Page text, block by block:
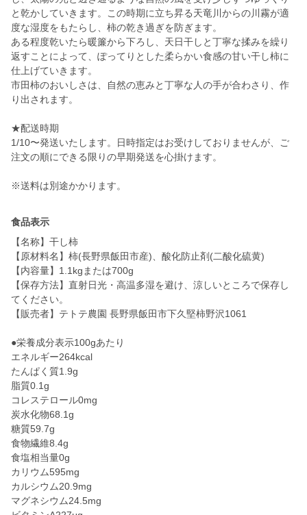
と乾かしていきます。この時期に立ち昇る天竜川からの川霧が適
度な湿度をもたらし、柿の乾き過ぎを防ぎます。
ある程度乾いたら暖簾から下ろし、天日干しと丁寧な揉みを繰り
返すことによって、ぽってりとした柔らかい食感の甘い干し柿に
仕上げていきます。
市田柿のおいしさは、自然の恵みと丁寧な人の手が合わさり、作
り出されます。
★配送時期
1/10〜発送いたします。日時指定はお受けしておりませんが、ご
注文の順にできる限りの早期発送を心掛けます。
食品表示
【名称】干し柿
【原材料名】柿(長野県飯田市産)、酸化防止剤(二酸化硫黄)
【内容量】1.1kgまたは700g
【保存方法】直射日光・高温多湿を避け、涼しいところで保存し
てください。
【販売者】テトテ農園 長野県飯田市下久堅柿野沢1061
●栄養成分表示100gあたり
エネルギー264kcal
たんぱく質1.9g
脂質0.1g
コレステロール0mg
炭水化物68.1g
糖質59.7g
食物繊維8.4g
食塩相当量0g
カリウム595mg
カルシウム20.9mg
マグネシウム24.5mg